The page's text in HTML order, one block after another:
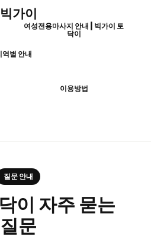
빅가이
여성전용마사지 안내 | 빅가이 토
닥이
역별 안내
이용방법
질문 안내
이 자주 묻는
질문